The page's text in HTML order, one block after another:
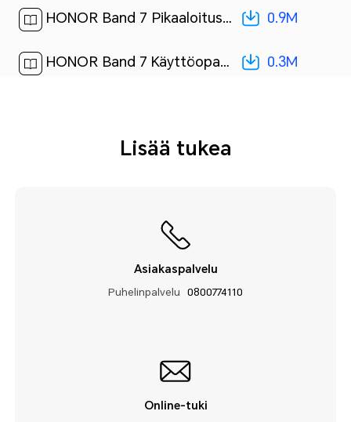
HONOR Band 7 Pikaaloitusopas-(01,FLA-B19,fi-FI)[ 0.9M ] 0.9M
HONOR Band 7 Käyttöopas-(01,FLA-B19,fi_FI)[ 0.3M ] 0.3M
Lisää tukea
Asiakaspalvelu
Puhelinpalvelu 0800774110
Online-tuki